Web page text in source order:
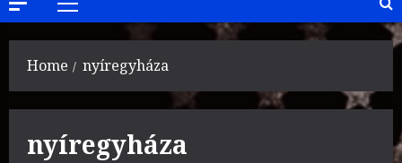
Primary
Home nyíregyháza
nyíregyháza